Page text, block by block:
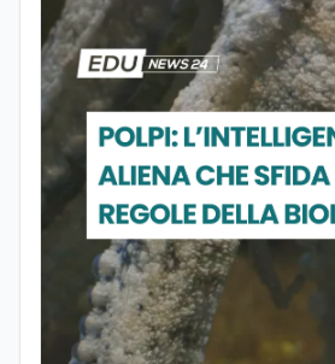
suo sguardo
capacità di
complessi da
Parallelamente
ricerca, coltiva da
vocazione per la
con particolare
trasmissione del
generazioni e alla
cultura scientifica
accessibile. Su
scuola e università,
temi della tecnologia,
dell’innovazione